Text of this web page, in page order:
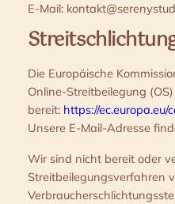
E-Mail:
Die Europäische
Online-Streitbeilegung (OS)
bereit: https://ec.europa.eu/
Unsere E-Mail-Adresse
Wir sind nicht bereit oder
Streitbeilegungsverfahren